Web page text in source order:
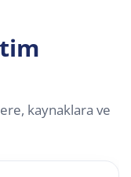
kaynaklara ve